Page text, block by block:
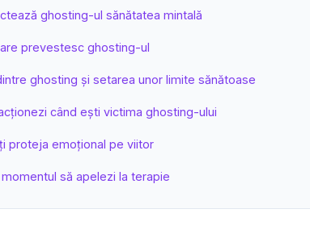
ghosting-ul sănătatea mintală
prevestesc ghosting-ul
ghosting și setarea unor limite sănătoase
când ești victima ghosting-ului
proteja emoțional pe viitor
să apelezi la terapie